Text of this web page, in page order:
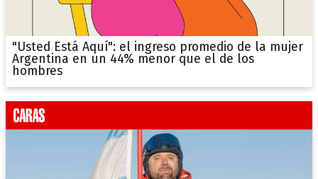
"Usted Está Aquí": el ingreso promedio de la mujer
Argentina en un 44% menor que el de los
hombres